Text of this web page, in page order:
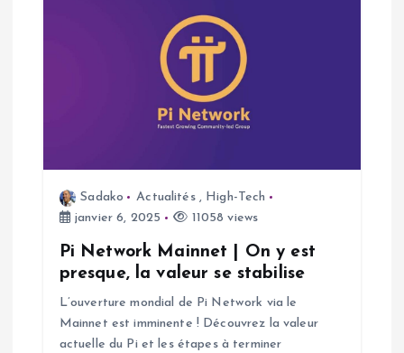
Sadako Actualités, High-Tech
janvier 6, 2025
11058 views
Pi Network Mainnet | On y est
presque, la valeur se stabilise
L’ouverture mondial de Pi Network via le
Mainnet est imminente ! Découvrez la valeur
actuelle du Pi et les étapes à terminer